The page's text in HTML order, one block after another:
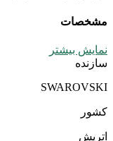
مشخصات
نمایش بیشتر
سازنده
SWAROVSKI
کشور
اتریش